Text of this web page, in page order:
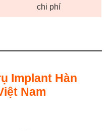
chi phí
Implant Hàn
Nam